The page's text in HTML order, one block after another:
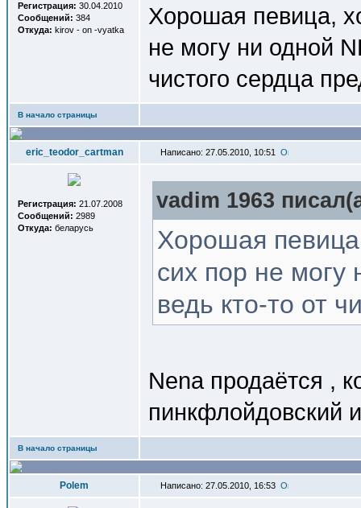
Регистрация: 30.04.2010
Сообщений: 384
Откуда: kirov - on -vyatka
Хорошая певица,
не могу ни одной
чистого сердца
В начало страницы
eric_teodor_cartman Написано: 27.05.2010, 10:51
Регистрация: 21.07.2008
Сообщений: 2989
Откуда: беларусь
vadim 1963
Хорошая
сих пор не могу
ведь кто-то от
Nena продаётся ,
пинкфлойдовский
В начало страницы
Polem Написано: 27.05.2010, 16:53